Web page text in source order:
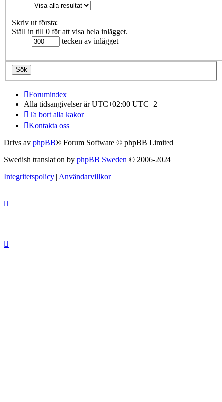
Skriv ut första:
Ställ in till 0 för att visa hela inlägget.
tecken av inlägget
Forumindex
Alla tidsangivelser är UTC+02:00 UTC+2
Ta bort alla kakor
Kontakta oss
Drivs av phpBB® Forum Software © phpBB Limited
Swedish translation by phpBB Sweden © 2006-2024
Integritetspolicy | Användarvillkor